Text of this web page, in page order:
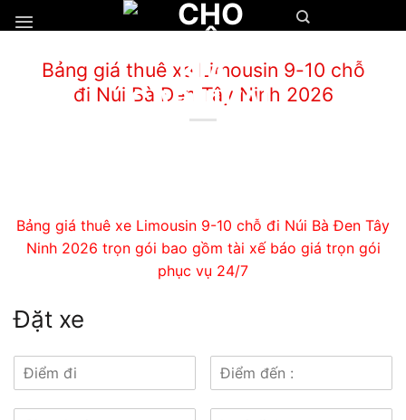
đến
Bảng giá thuê xe Limousin 9-10 chỗ
đi Núi Bà Đen Tây Ninh 2026
Bảng giá thuê xe Limousin 9-10 chỗ đi Núi Bà Đen Tây
Ninh 2026 trọn gói bao gồm tài xế báo giá trọn gói
phục vụ 24/7
Đặt xe